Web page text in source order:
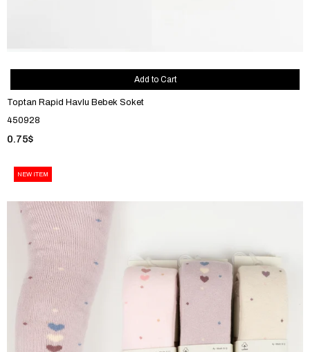
Toptan Rapid Havlu Bebek Soket
450928
0.75$
Add to Cart
NEW ITEM